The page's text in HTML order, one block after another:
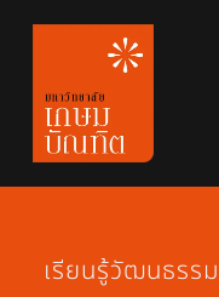
Skip
content
หลักสูตร
เรียนรู้วัฒนธร